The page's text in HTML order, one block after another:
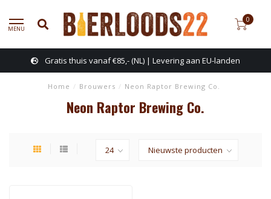
MENU
0
Gratis thuis vanaf €85,- (NL) | Levering aan EU-landen
Home / Brouwers / Neon Raptor Brewing Co.
Neon Raptor Brewing Co.